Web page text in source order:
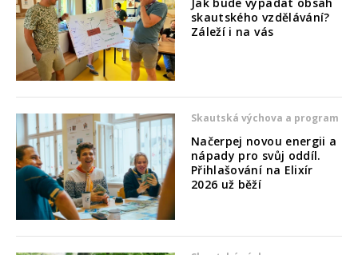
skautského vzdělávání?
Záleží i na vás
Skautská výchova a program
Načerpej novou energii a
nápady pro svůj oddíl.
Přihlašování na Elixír
2026 už běží